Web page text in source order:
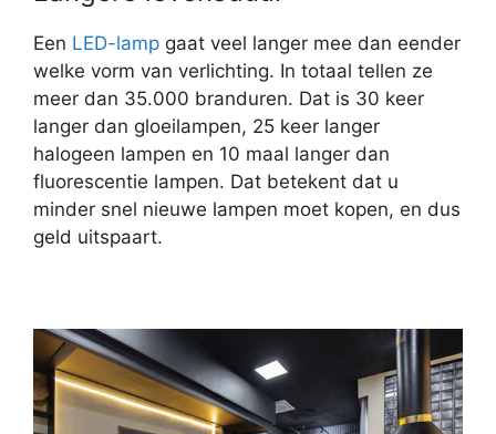
Een LED-lamp gaat veel langer mee dan eender
welke vorm van verlichting. In totaal tellen ze
meer dan 35.000 branduren. Dat is 30 keer
langer dan gloeilampen, 25 keer langer
halogeen lampen en 10 maal langer dan
fluorescentie lampen. Dat betekent dat u
minder snel nieuwe lampen moet kopen, en dus
geld uitspaart.